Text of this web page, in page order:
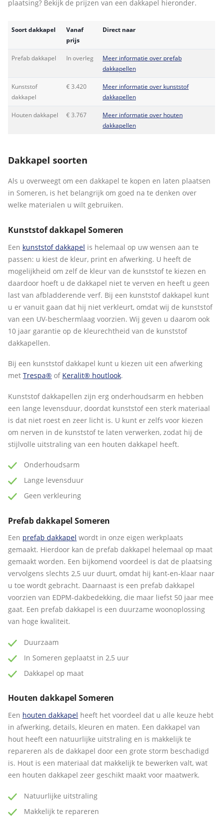
plaatsing? Bekijk de prijzen van een dakkapel hieronder.
Soort dakkapel
Vanaf
prijs
Direct naar
Prefab dakkapel In overleg
Meer informatie over prefab
dakkapellen
Kunststof
dakkapel
€ 3.420
Meer informatie over kunststof
dakkapellen
Houten dakkapel € 3.767
Meer informatie over houten
dakkapellen
Dakkapel soorten
Als u overweegt om een dakkapel te kopen en laten plaatsen
in Someren, is het belangrijk om goed na te denken over
welke materialen u wilt gebruiken.
Kunststof dakkapel Someren
Een kunststof dakkapel is helemaal op uw wensen aan te
passen: u kiest de kleur, print en afwerking. U heeft de
mogelijkheid om zelf de kleur van de kunststof te kiezen en
daardoor hoeft u de dakkapel niet te verven en heeft u geen
last van afbladderende verf. Bij een kunststof dakkapel kunt
u er vanuit gaan dat hij niet verkleurt, omdat wij de kunststof
van een UV-beschermlaag voorzien. Wij geven u daarom ook
10 jaar garantie op de kleurechtheid van de kunststof
dakkapellen.
Bij een kunststof dakkapel kunt u kiezen uit een afwerking
met Trespa® of Keralit® houtlook.
Kunststof dakkapellen zijn erg onderhoudsarm en hebben
een lange levensduur, doordat kunststof een sterk materiaal
is dat niet roest en zeer licht is. U kunt er zelfs voor kiezen
om nerven in de kunststof te laten verwerken, zodat hij de
stijlvolle uitstraling van een houten dakkapel heeft.
Onderhoudsarm
Lange levensduur
Geen verkleuring
Prefab dakkapel Someren
Een prefab dakkapel wordt in onze eigen werkplaats
gemaakt. Hierdoor kan de prefab dakkapel helemaal op maat
gemaakt worden. Een bijkomend voordeel is dat de plaatsing
vervolgens slechts 2,5 uur duurt, omdat hij kant-en-klaar naar
u toe wordt gebracht. Daarnaast is een prefab dakkapel
voorzien van EDPM-dakbedekking, die maar liefst 50 jaar mee
gaat. Een prefab dakkapel is een duurzame woonoplossing
van hoge kwaliteit.
Duurzaam
In Someren geplaatst in 2,5 uur
Dakkapel op maat
Houten dakkapel Someren
Een houten dakkapel heeft het voordeel dat u alle keuze hebt
in afwerking, details, kleuren en maten. Een dakkapel van
hout heeft een natuurlijke uitstraling en is makkelijk te
repareren als de dakkapel door een grote storm beschadigd
is. Hout is een materiaal dat makkelijk te bewerken valt, wat
een houten dakkapel zeer geschikt maakt voor maatwerk.
Natuurlijke uitstraling
Makkelijk te repareren